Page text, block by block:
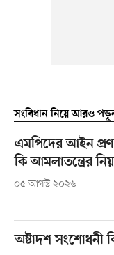
সংবিধান নিয়ে আরও
এমপিদের আইন
কি আমলাতন্ত্রের
০৫ আগস্ট ২০২৬
অষ্টাদশ সংশোধনী